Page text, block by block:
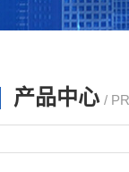
产品中心 /